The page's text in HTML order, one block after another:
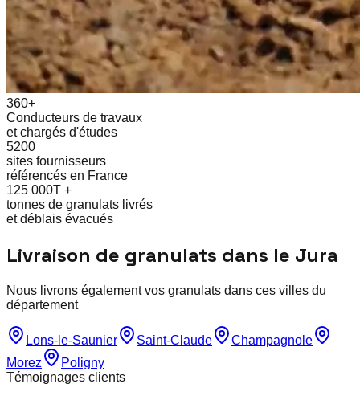
360+
Conducteurs de travaux
et chargés d'études
5200
sites fournisseurs
référencés en France
125 000T +
tonnes de granulats livrés
et déblais évacués
Livraison de granulats dans le Jura
Nous livrons également vos granulats dans ces villes du
département
Lons-le-Saunier Saint-Claude
Champagnole
Morez
Poligny
Témoignages clients